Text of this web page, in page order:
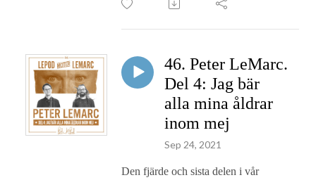
46. Peter LeMarc.
Del 4: Jag bär
alla mina åldrar
inom mej
Sep 24, 2021
Den fjärde och sista delen i vår